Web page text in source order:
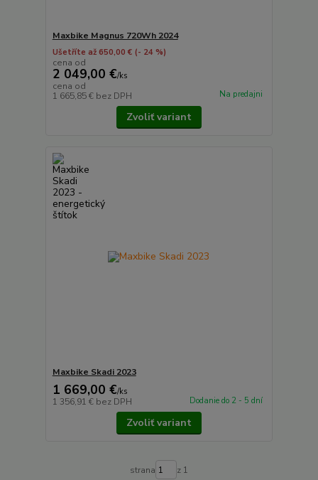
Maxbike Magnus 720Wh 2024
Ušetříte až 650,00 € (- 24 %)
cena od
2 049,00 €/ks
cena od
1 665,85 € bez DPH Na predajni
Zvoliť variant
Maxbike Skadi 2023
1 669,00 €/ks
1 356,91 € bez DPH Dodanie do 2 - 5 dní
Zvoliť variant
strana z 1